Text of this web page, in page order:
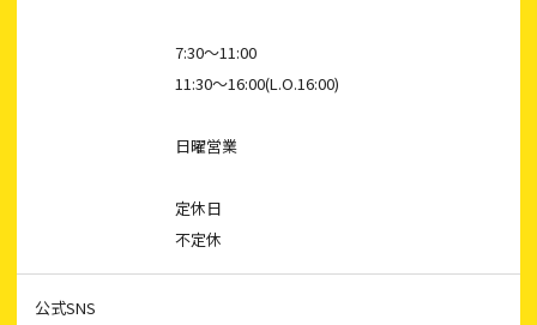
7:30～11:00
11:30～16:00(L.O.16:00)
日曜営業
定休日
不定休
公式SNS